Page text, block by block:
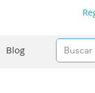
Blog